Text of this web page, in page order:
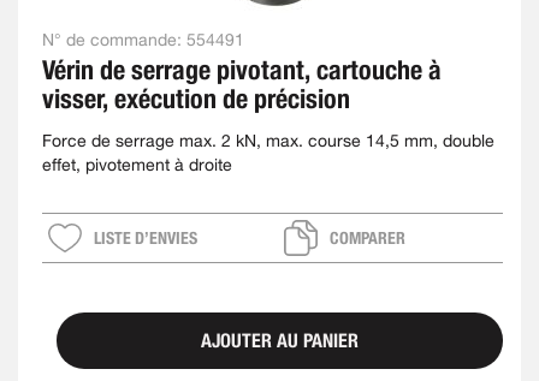
N° de commande: 554491
Vérin de serrage pivotant, cartouche à
visser, exécution de précision
Force de serrage max. 2 kN, max. course 14,5 mm, double
effet, pivotement à droite
LISTE D’ENVIES COMPARER
AJOUTER AU PANIER